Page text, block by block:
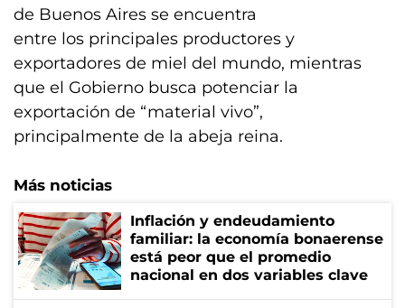
de Buenos Aires se encuentra
entre los principales productores y
exportadores de miel del mundo, mientras
que el Gobierno busca potenciar la
exportación de “material vivo”,
principalmente de la abeja reina.
Más noticias
Inflación y endeudamiento
familiar: la economía bonaerense
está peor que el promedio
nacional en dos variables clave